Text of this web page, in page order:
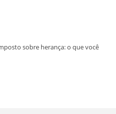
sobre herança: o que você